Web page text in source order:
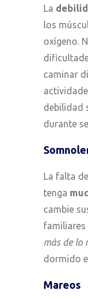
La
los
oxígeno.
caminar
debilidad
durante
La falta
tenga
cambie
familiares
más de lo
dormido
Mareos